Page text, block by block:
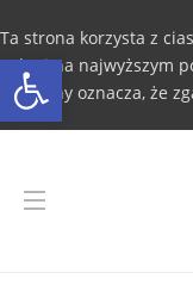
Otwórz pasek narzędzi
Ta strona korzysta z
usługi na najwyższym
ze strony oznacza, że